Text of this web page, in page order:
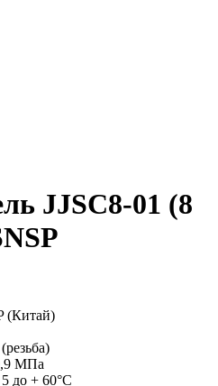
JJSC8-01 (8
(Китай)
МПа
до + 60°C